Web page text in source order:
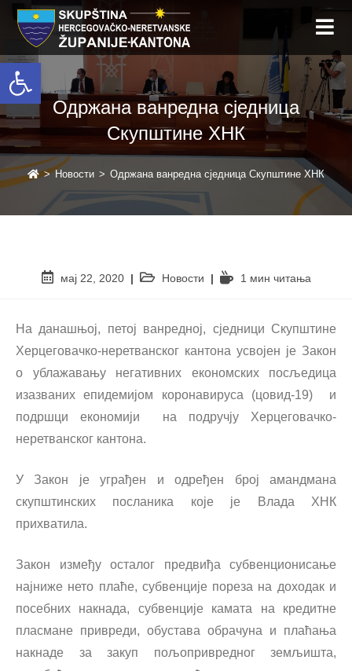
Open toolbar
Одржана ванредна сједница
Скупштине ХНК
> Новости > Одржана ванредна сједница Скупштине ХНК
мај 22, 2020 Новости 1 мин читањa
На данашњој, петој ванредној, сједници Скупштине
Херцеговачко-неретванског кантона усвојен је Закон
о ублажавању негативних економских посљедица
изазваних епидемијом коронавируса (цовид-19) и
подршци економији на подручју Херцеговачко-
неретванског кантона.
У Закон је уграђен и одређен број амандмана
скупштинских посланика које је Влада ХНК
прихватила.
Закон између осталог предвиђа субвенционисање
најниже нето плаће, субвенције пореза на доходак и
посебних накнада, субвенције камата на кредитне
пласмане привреди, обустава обрачуна и плаћања
накнаде за закуп пољопривредног земљишта,